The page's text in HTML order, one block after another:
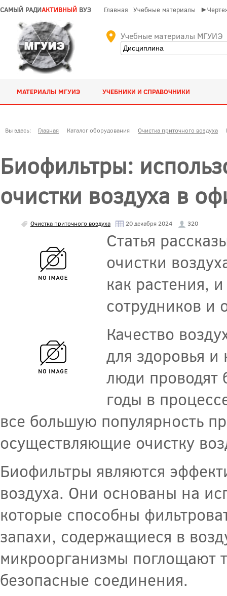
САМЫЙ РАДИАКТИВНЫЙ ВУЗ Главная Учебные материалы
Учебные материалы МГУИЭ
МАТЕРИАЛЫ МГУИЭ УЧЕБНИКИ И СПРАВОЧНИКИ
Вы здесь: Главная Каталог оборудования Очистка приточного воздуха
Биофильтры:
очистки воздуха в
Очистка приточного воздуха 20 декабря 2024 320
Статья
очистки
как растения,
сотрудников и
Качество
для здоровья
люди проводят
годы в
все большую популярность
осуществляющие очистку
Биофильтры являются
воздуха. Они основаны на
которые способны
запахи, содержащиеся в
микроорганизмы поглощают
безопасные соединения.